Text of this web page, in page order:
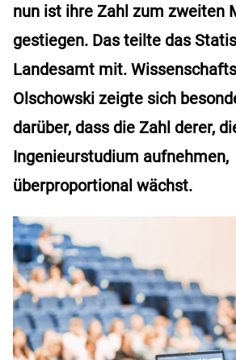
nun ist ihre Zahl zum zweiten
gestiegen. Das teilte das
Landesamt mit.
Olschowski zeigte sich
darüber, dass die Zahl derer,
Ingenieurstudium aufnehmen,
überproportional wächst.